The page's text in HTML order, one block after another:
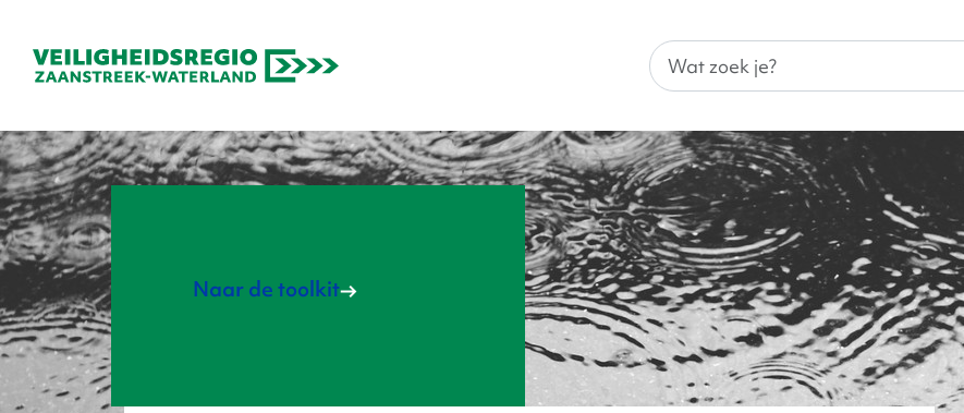
Wat zoek je?
Naar de toolkit